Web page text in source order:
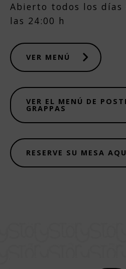
Abierto todos los días
las 24:00 h
VER MENÚ
VER EL MENÚ DE
GRAPPAS
RESERVE SU MESA